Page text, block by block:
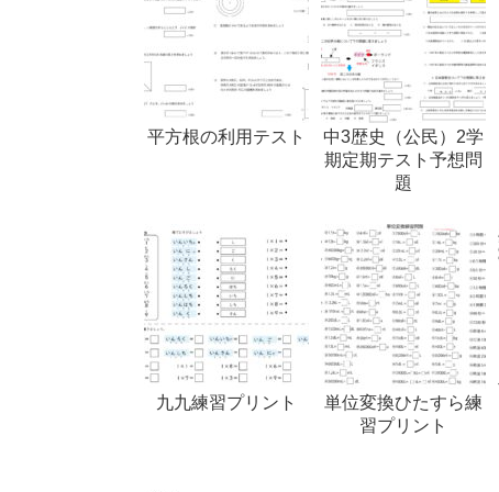
平方根の利用テスト
中3歴史（公民）2学
期定期テスト予想問
題
九九練習プリント
単位変換ひたすら練
習プリント